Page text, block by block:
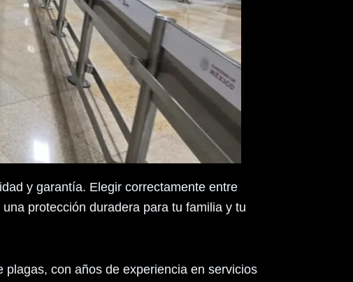
y garantía. Elegir correctamente entre
protección duradera para tu familia y tu
con años de experiencia en servicios